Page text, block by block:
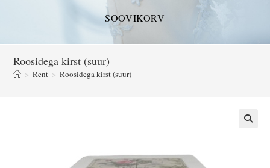
SOOVIKORV
Roosidega kirst (suur)
> Rent > Roosidega kirst (suur)